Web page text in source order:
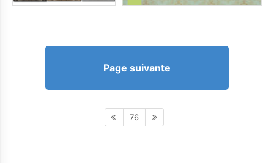
Page suivante
76